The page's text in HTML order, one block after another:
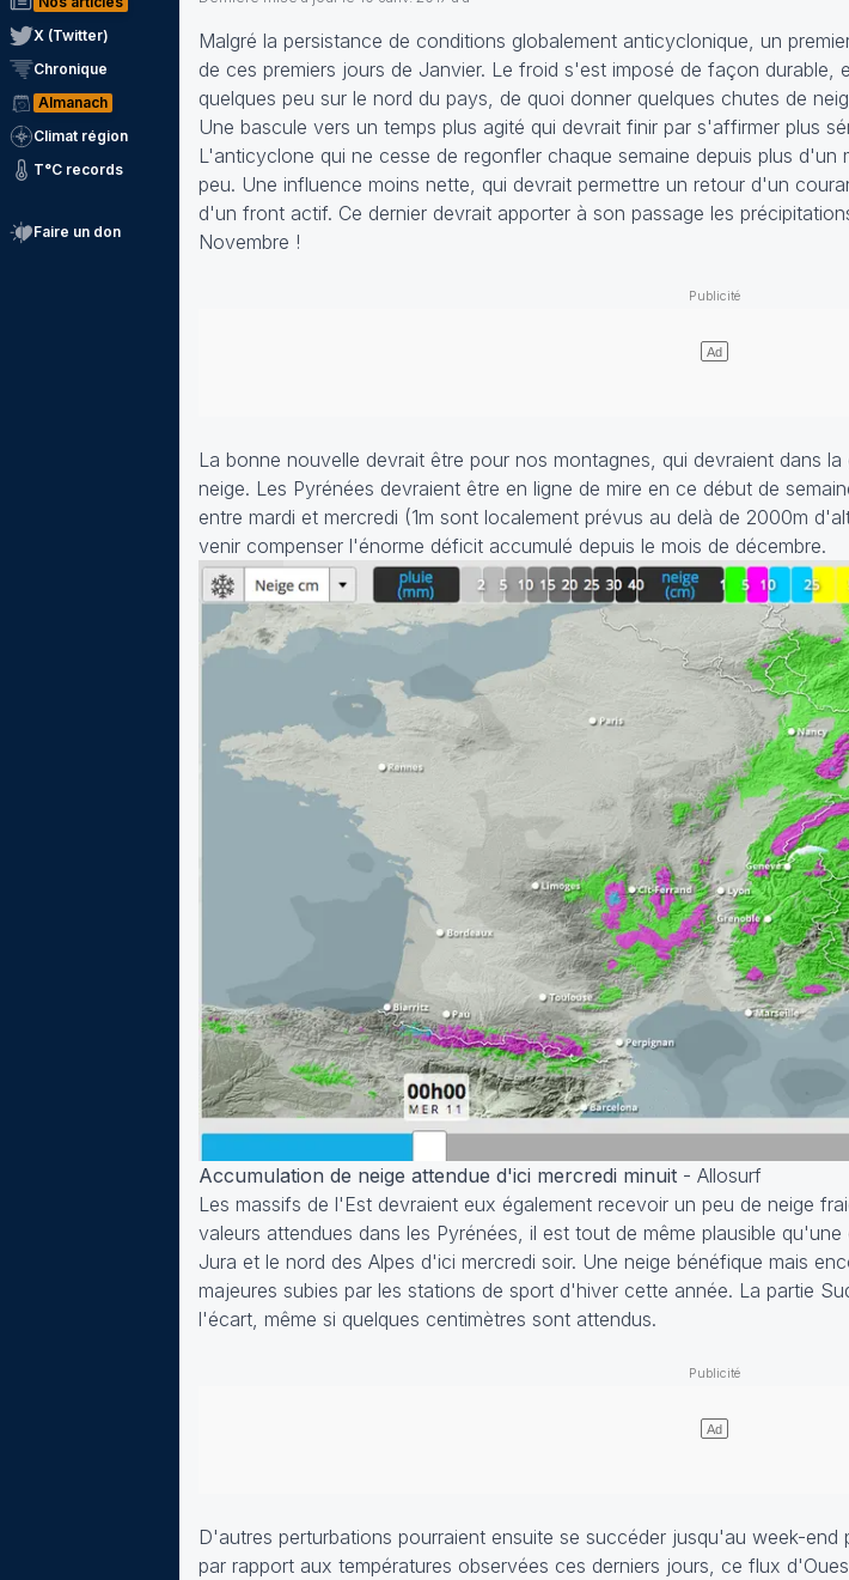
X (Twitter)
Chronique
Almanach
Climat région
T°C records
Faire un don
Malgré la persistance de conditions globalement anticyclonique, un
de ces premiers jours de Janvier. Le froid s'est imposé de façon
quelques peu sur le nord du pays, de quoi donner quelques chutes de
Une bascule vers un temps plus agité qui devrait finir par s'affirmer plus
L'anticyclone qui ne cesse de regonfler chaque semaine depuis plus
peu. Une influence moins nette, qui devrait permettre un retour d'un
d'un front actif. Ce dernier devrait apporter à son passage les
Novembre !
La bonne nouvelle devrait être pour nos montagnes, qui devraient dans
neige. Les Pyrénées devraient être en ligne de mire en ce début de
entre mardi et mercredi (1m sont localement prévus au delà de 2000m
venir compenser l'énorme déficit accumulé depuis le mois de décembre.
Accumulation de neige attendue d'ici mercredi minuit - Allosurf
Les massifs de l'Est devraient eux également recevoir un peu de neige
valeurs attendues dans les Pyrénées, il est tout de même plausible
Jura et le nord des Alpes d'ici mercredi soir. Une neige bénéfique mais
majeures subies par les stations de sport d'hiver cette année. La partie
l'écart, même si quelques centimètres sont attendus.
D'autres perturbations pourraient ensuite se succéder jusqu'au week-end
par rapport aux températures observées ces derniers jours, ce flux